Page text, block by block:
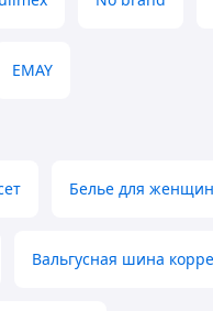
EMAY
Белье для
Вальгусная шина